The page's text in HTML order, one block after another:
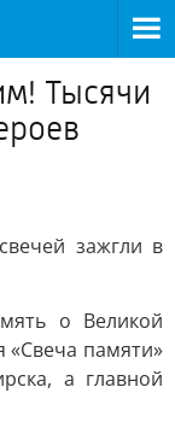
Тысячи
зажгли в
о Великой
«Свеча памяти»
а главной